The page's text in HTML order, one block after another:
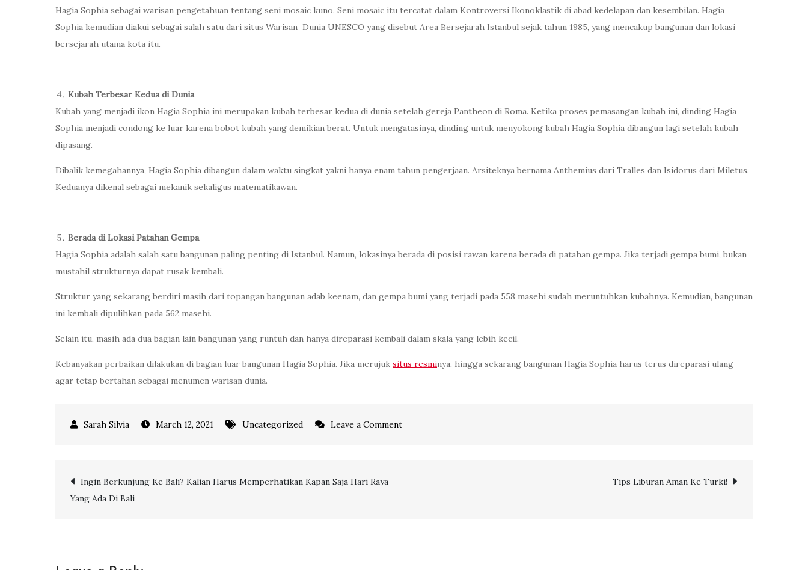
Hagia Sophia sebagai warisan pengetahuan tentang seni mosaic kuno. Seni mosaic itu tercatat dalam Kontroversi Ikonoklastik di abad kedelapan dan kesembilan. Hagia
Sophia kemudian diakui sebagai salah satu dari situs Warisan Dunia UNESCO yang disebut Area Bersejarah Istanbul sejak tahun 1985, yang mencakup bangunan dan lokasi
bersejarah utama kota itu.
Kubah Terbesar Kedua di Dunia
Kubah yang menjadi ikon Hagia Sophia ini merupakan kubah terbesar kedua di dunia setelah gereja Pantheon di Roma. Ketika proses pemasangan kubah ini, dinding Hagia
Sophia menjadi condong ke luar karena bobot kubah yang demikian berat. Untuk mengatasinya, dinding untuk menyokong kubah Hagia Sophia dibangun lagi setelah kubah
dipasang.
Dibalik kemegahannya, Hagia Sophia dibangun dalam waktu singkat yakni hanya enam tahun pengerjaan. Arsiteknya bernama Anthemius dari Tralles dan Isidorus dari Miletus.
Keduanya dikenal sebagai mekanik sekaligus matematikawan.
Berada di Lokasi Patahan Gempa
Hagia Sophia adalah salah satu bangunan paling penting di Istanbul. Namun, lokasinya berada di posisi rawan karena berada di patahan gempa. Jika terjadi gempa bumi, bukan
mustahil strukturnya dapat rusak kembali.
Struktur yang sekarang berdiri masih dari topangan bangunan adab keenam, dan gempa bumi yang terjadi pada 558 masehi sudah meruntuhkan kubahnya. Kemudian, bangunan
ini kembali dipulihkan pada 562 masehi.
Selain itu, masih ada dua bagian lain bangunan yang runtuh dan hanya direparasi kembali dalam skala yang lebih kecil.
Kebanyakan perbaikan dilakukan di bagian luar bangunan Hagia Sophia. Jika merujuk situs resminya, hingga sekarang bangunan Hagia Sophia harus terus direparasi ulang
agar tetap bertahan sebagai menumen warisan dunia.
March 12, 2021 Uncategorized Leave a Commenton
Post
Ingin Berkunjung Ke Bali? Kalian Harus Memperhatikan Kapan Saja Hari Raya
Yang Ada Di Bali
Tips Liburan Aman Ke Turki!